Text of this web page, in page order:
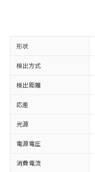
形状
検出方式
検出距離
応差
光源
電源電圧
消費電流